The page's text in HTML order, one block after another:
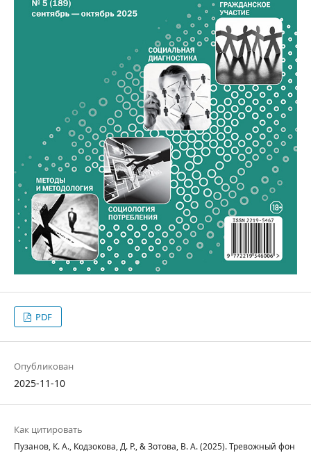
PDF
Опубликован
2025-11-10
Как цитировать
Пузанов, К. А., Кодзокова, Д. Р., & Зотова, В. А. (2025). Тревожный фон